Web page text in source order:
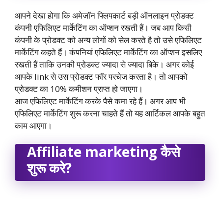
आपने देखा होगा कि अमेजॉन फ्लिपकार्ट बड़ी ऑनलाइन प्रोडक्ट
कंपनी एफिलिएट मार्केटिंग का ऑप्शन रखती हैं। जब आप किसी
कंपनी के प्रोडक्ट को अन्य लोगों को सेल करते है तो उसे एफिलिएट
मार्केटिंग कहते हैं। कंपनियां एफिलिएट मार्केटिंग का ऑप्शन इसलिए
रखती हैं ताकि उनकी प्रोडक्ट ज्यादा से ज्यादा बिके। अगर कोई
आपके link से उस प्रोडक्ट फॉर परचेज करता है। तो आपको
प्रोडक्ट का 10% कमीशन प्राप्त हो जाएगा।
आज एफिलिएट मार्केटिंग करके पैसे कमा रहे हैं। अगर आप भी
एफिलिएट मार्केटिंग शुरू करना चाहते हैं तो यह आर्टिकल आपके बहुत
काम आएगा।
Affiliate marketing कैसे
शुरू करे?